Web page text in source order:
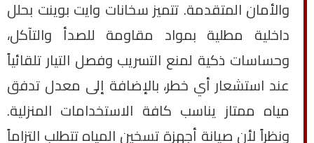
والأمان المتقدمة. تتميز سخانات وايت بوينت بحلل
داخلية مطلية بمواد مقاومة للصدأ والتآكل،
وحساسات ذكية لمنع التسريب وفصل التيار تلقائياً
عند استشعار أي خطر، بالإضافة إلى معدل تدفق
مياه ممتاز يناسب كافة الاستخدامات المنزلية.
ونظراً لأن صيانة أجهزة تسخين المياه تتطلب التزاماً